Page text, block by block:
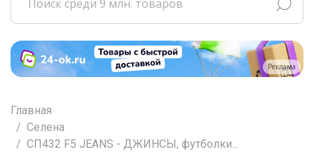
Реклама
Главная
Селена
СП432 F5 JEANS - ДЖИНСЫ, футболки...